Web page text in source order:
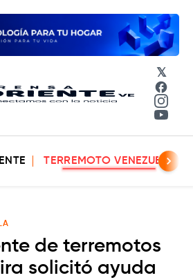
𝕏
TERREMOTO VENEZUELA
de terremotos
solicitó ayuda